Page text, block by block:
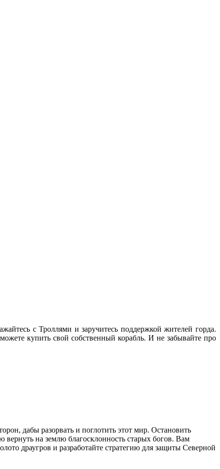
с Троллями и заручитесь поддержкой жителей горда.
купить свой собственный корабль. И не забывайте про
дабы разорвать и поглотить этот мир. Остановить
на землю благосклонность старых богов. Вам
драугров и разработайте стратегию для защиты Северной